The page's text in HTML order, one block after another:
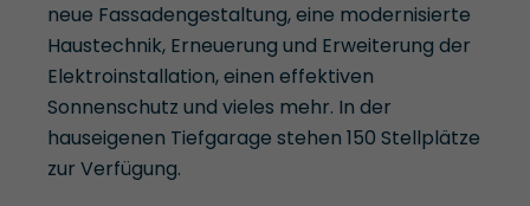
neue Fassadengestaltung, eine modernisierte
Haustechnik, Erneuerung und Erweiterung der
Elektroinstallation, einen effektiven
Sonnenschutz und vieles mehr. In der
hauseigenen Tiefgarage stehen 150 Stellplätze
zur Verfügung.